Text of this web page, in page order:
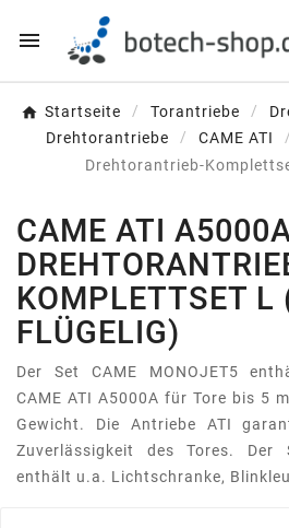

Startseite Torantriebe
Drehtorantriebe
CAME ATI
Drehtorantrieb-
CAME ATI
KOMPLETTSET L
FLÜGELIG)
Der Set CAME MONOJET5
CAME ATI A5000A für Tore bis 5
Gewicht. Die Antriebe ATI
Zuverlässigkeit des Tores. Der
enthält u.a. Lichtschranke,